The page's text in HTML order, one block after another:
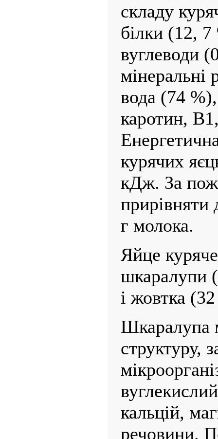
складу
білки (12,
вуглеводи
мінеральні
вода (74
каротин,
курячих
кДж. За
прирівняти
г молока.
Яйце куряче
шкаралупи
і жовтка
Шкаралупа
структуру,
кальцій,
речовини.